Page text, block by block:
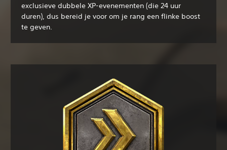
exclusieve dubbele XP-evenementen (die 24 uur
duren), dus bereid je voor om je rang een flinke boost
te geven.